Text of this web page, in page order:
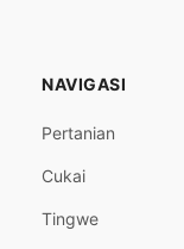
NAVIGASI
Pertanian
Cukai
Tingwe